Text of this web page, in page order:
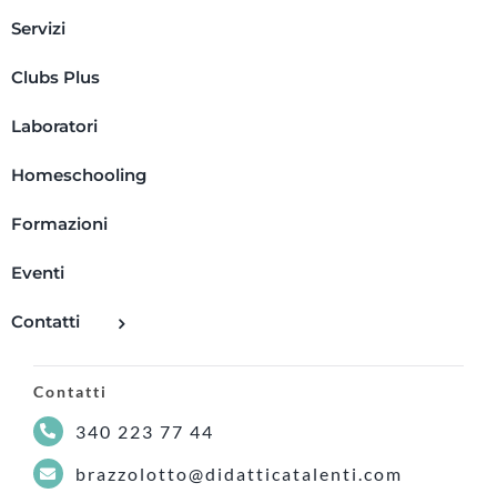
Servizi
Clubs Plus
Laboratori
Homeschooling
Formazioni
Eventi
Contatti
Contatti
340 223 77 44
brazzolotto@didatticatalenti.com